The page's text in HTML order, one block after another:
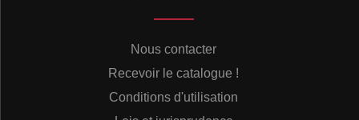
scolaire, accomplissant sa classe de seconde au lycée
en Guadeloupe en juillet 1951, Gérard revient seul à
Paris en octobre pour y poursuivre des études à l’Institut
ne le lâche plus. Il continue de pratiquer la guitare avec
Nous contacter
Recevoir le catalogue !
Conditions d'utilisation